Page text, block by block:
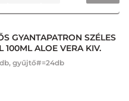
GYANTAPATRON SZÉLES
100ML ALOE VERA KIV.
gyűjtő#=24db